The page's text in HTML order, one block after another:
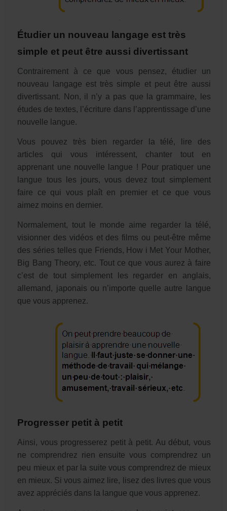
Étudier un nouveau langage est très
simple et peut être aussi divertissant
Contrairement à ce que vous pensez, étudier un
nouveau langage est très simple et peut être aussi
divertissant. Non, il n’y a pas que la grammaire, les
études de textes, l’écriture dans l’apprentissage d’une
nouvelle langue.
Vous pouvez très bien regarder la télé, lire des
articles qui vous intéressent, chanter tout en
apprenant une nouvelle langue ! Pour pratiquer une
langue tous les jours, vous devez tout simplement
faire ce qui vous plaît en premier et ce que vous
aimez moins en dernier.
Normalement, tout le monde aime regarder la télé,
visionner des vidéos et des films ou peut-être même
des séries telles que Friends, How i Met Your Mother,
Big Bang Theory, etc. Tout ce que vous aurez à faire
c’est de tout simplement les regarder en anglais,
allemand, japonais ou n’importe quelle autre langue
que vous apprenez.
Progresser petit à petit
Ainsi, vous progresserez petit à petit. Au début, vous
ne comprendrez rien ensuite vous comprendrez un
peu mieux et par la suite vous comprendrez de mieux
en mieux. Si vous aimez lire, lisez des livres que vous
avez appréciés dans la langue que vous apprenez.